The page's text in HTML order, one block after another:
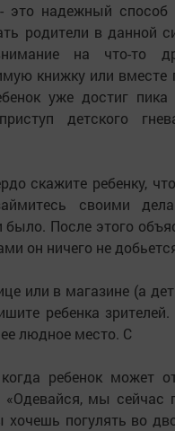
это надежный способ
родители в данной
на что-то
книжку или вместе
уже достиг пика
детского
скажите ребенку,
своими
После этого
он ничего не
или в магазине (а
ребенка
людное место. С
ребенок может
мы сейчас
погулять во